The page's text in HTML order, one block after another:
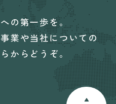
の第一歩を。
業や当社についての
からどうぞ。